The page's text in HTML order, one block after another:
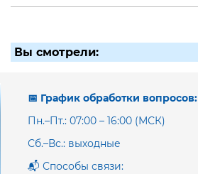
Вы смотрели:
📅 График обработки вопросов:
Пн.–Пт.: 07:00 – 16:00 (МСК)
Сб.–Вс.: выходные
📬 Способы связи: